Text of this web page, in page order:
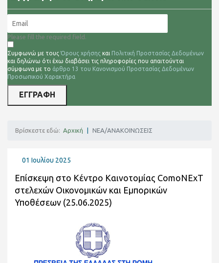
Βρίσκεστε εδώ: Αρχική ΝΕΑ/ΑΝΑΚΟΙΝΩΣΕΙΣ
01 Ιουλίου 2025
Επίσκεψη στο Κέντρο Καινοτομίας ComoNExT
στελεχών Οικονομικών και Εμπορικών
Υποθέσεων (25.06.2025)
Please fill the required field.
Συμφωνώ με τουςΌρους χρήσης και Πολιτική Προστασίας Δεδομένων
και δηλώνω ότι έχω διαβάσει τις πληροφορίες που απαιτούνται
σύμφωνα με το άρθρο 13 του Κανονισμού Προστασίας Δεδομένων
Προσωπικού Χαρακτήρα
ΕΓΓΡΑΦΗ